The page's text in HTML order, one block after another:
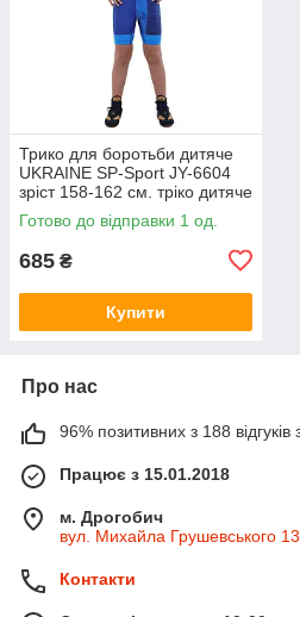
Трико для боротьби дитяче
UKRAINE SP-Sport JY-6604
зріст 158-162 см. тріко дитяче
синє
Готово до відправки 1 од.
685 ₴
Купити
Про нас
96% позитивних з 188 відгуків
Працює з 15.01.2018
м. Дрогобич
вул. Михайла Грушевського
Контакти